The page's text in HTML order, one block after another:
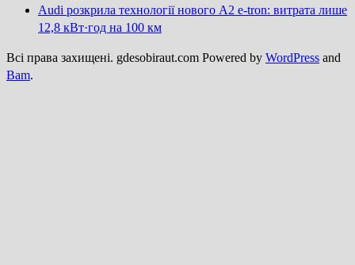
Audi розкрила технології нового A2 e-tron: витрата лише
12,8 кВт·год на 100 км
Всі права захищені. gdesobiraut.com Powered by WordPress and
Bam.